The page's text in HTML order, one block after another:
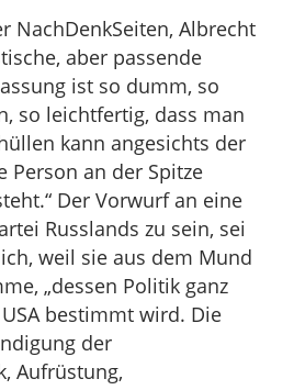
NachDenkSeiten, Albrecht
aber passende
ist so dumm, so
so leichtfertig, dass man
kann angesichts der
Person an der Spitze
Der Vorwurf an eine
Russlands zu sein, sei
weil sie aus dem Mund
„dessen Politik ganz
bestimmt wird. Die
der
Aufrüstung,